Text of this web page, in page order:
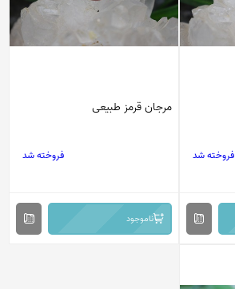
فروخته شد
مرجان قرمز طبیعی
فروخته شد
ناموجود